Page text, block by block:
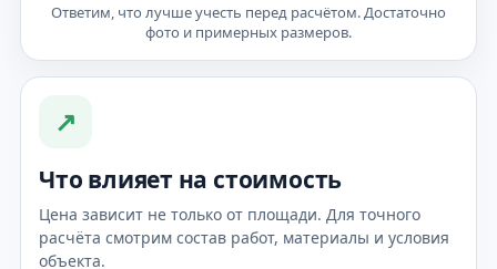
Ответим, что лучше учесть перед расчётом. Достаточно
фото и примерных размеров.
↗
Что влияет на стоимость
Цена зависит не только от площади. Для точного
расчёта смотрим состав работ, материалы и условия
объекта.